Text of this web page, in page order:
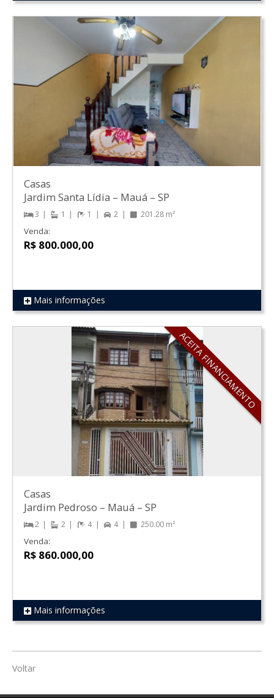
REF 309
Casas
Jardim Santa Lídia – Mauá – SP
3 1 1 2 201.28 m²
Venda:
R$ 800.000,00
Mais informações
ACEITA FINANCIAMENTO
REF 15
Casas
Jardim Pedroso – Mauá – SP
2 2 4 4 250.00 m²
Venda:
R$ 860.000,00
Mais informações
Voltar